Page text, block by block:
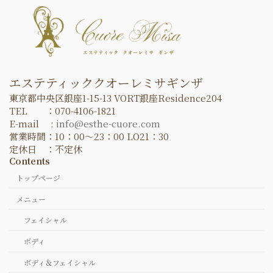
エステティッククオーレミサギンザ
東京都中央区銀座1-15-13 VORT銀座Residence204
TEL ：070-4106-1821
E-mail : info@esthe-cuore.com
営業時間：10：00～23：00 LO21：30
定休日 ：不定休
Contents
トップページ
メニュー
フェイシャル
ボディ
ボディ＆フェイシャル